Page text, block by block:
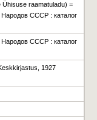
raamatuladu) =
Народов СССР : каталог
Народов СССР : каталог
1927